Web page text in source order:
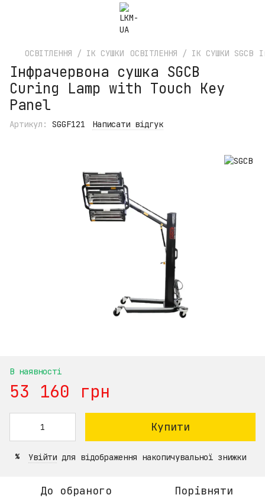
ОСВІТЛЕННЯ / ІК СУШКИ ОСВІТЛЕННЯ / ІК СУШКИ SGCB
Інфрачервона сушка SGCB
Curing Lamp with Touch Key
Panel
Артикул: SGGF121 Написати відгук
В наявності
53 160 грн
Купити
% Увійти для відображення накопичувальної знижки
До обраного Порівняти